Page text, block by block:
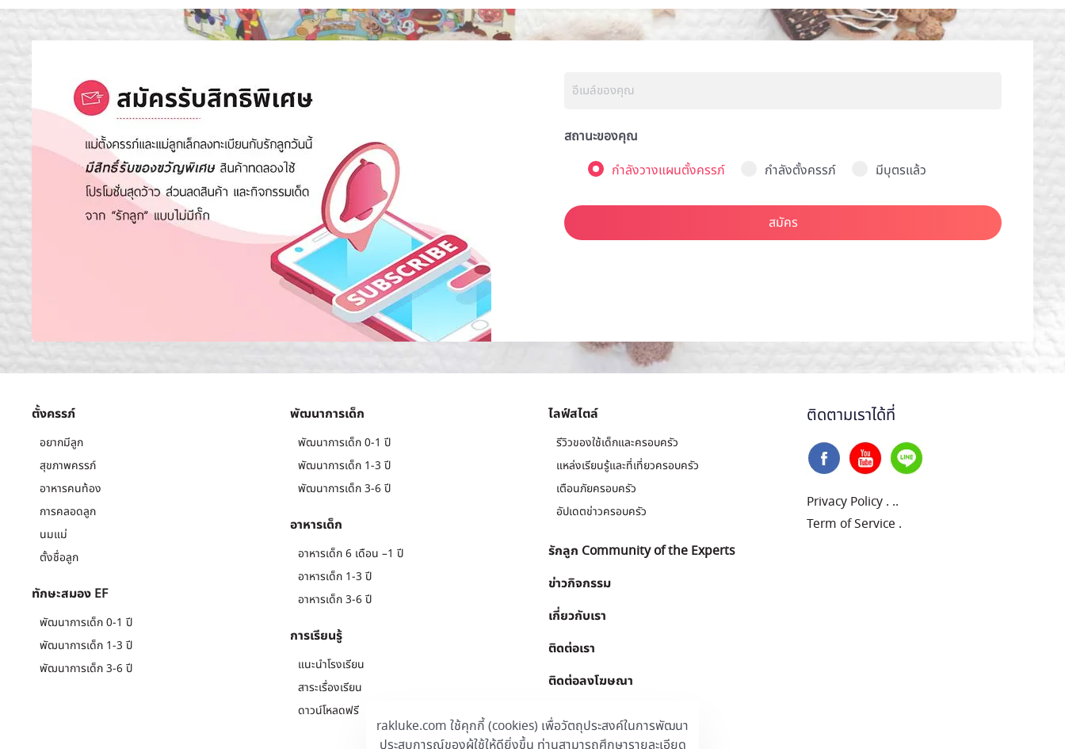
rakluke.com ใช้คุกกี้ (cookies) เพื่อวัตถุประสงค์ในการพัฒนา
ประสบการณ์ของผู้ใช้ให้ดียิ่งขึ้น ท่านสามารถศึกษารายละเอียด
สถานะของคุณ
กำลังวางแผนตั้งครรภ์
กำลังตั้งครรภ์ มีบุตรแล้ว
สมัคร
ตั้งครรภ์
อยากมีลูก
สุขภาพครรภ์
อาหารคนท้อง
การคลอดลูก
นมแม่
ตั้งชื่อลูก
ทักษะสมอง EF
พัฒนาการเด็ก 0-1 ปี
พัฒนาการเด็ก 1-3 ปี
พัฒนาการเด็ก 3-6 ปี
พัฒนาการเด็ก
พัฒนาการเด็ก 0-1 ปี
พัฒนาการเด็ก 1-3 ปี
พัฒนาการเด็ก 3-6 ปี
อาหารเด็ก
อาหารเด็ก 6 เดือน –1 ปี
อาหารเด็ก 1-3 ปี
อาหารเด็ก 3-6 ปี
การเรียนรู้
แนะนำโรงเรียน
สาระเรื่องเรียน
ดาวน์โหลดฟรี
ไลฟ์สไตล์
รีวิวของใช้เด็กและครอบครัว
แหล่งเรียนรู้และที่เที่ยวครอบครัว
เตือนภัยครอบครัว
อัปเดตข่าวครอบครัว
รักลูก Community of the Experts
ข่าวกิจกรรม
เกี่ยวกับเรา
ติดต่อเรา
ติดต่อลงโฆษณา
ติดตามเราได้ที่
Privacy Policy . ..
Term of Service .